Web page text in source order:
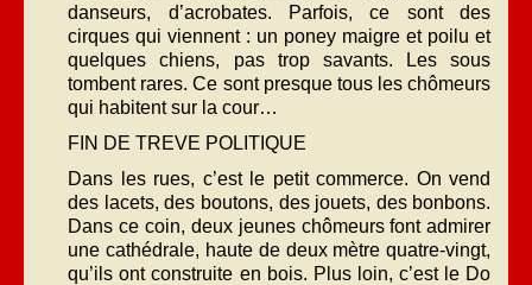
danseurs, d’acrobates. Parfois, ce sont des
cirques qui viennent : un poney maigre et poilu et
quelques chiens, pas trop savants. Les sous
tombent rares. Ce sont presque tous les chômeurs
qui habitent sur la cour…
FIN DE TREVE POLITIQUE
Dans les rues, c’est le petit commerce. On vend
des lacets, des boutons, des jouets, des bonbons.
Dans ce coin, deux jeunes chômeurs font admirer
une cathédrale, haute de deux mètre quatre-vingt,
qu’ils ont construite en bois. Plus loin, c’est le Do